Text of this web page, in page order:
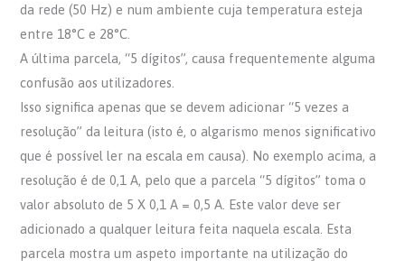
da rede (50 Hz) e num ambiente cuja temperatura esteja
entre 18°C e 28°C.
A última parcela, “5 dígitos”, causa frequentemente alguma
confusão aos utilizadores.
Isso significa apenas que se devem adicionar “5 vezes a
resolução” da leitura (isto é, o algarismo menos significativo
que é possível ler na escala em causa). No exemplo acima, a
resolução é de 0,1 A, pelo que a parcela “5 dígitos” toma o
valor absoluto de 5 X 0,1 A = 0,5 A. Este valor deve ser
adicionado a qualquer leitura feita naquela escala. Esta
parcela mostra um aspeto importante na utilização do